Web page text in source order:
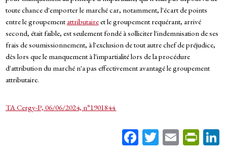
toute chance d'emporter le marché car, notamment, l'écart de points
entre le groupementattributaireet le groupement requérant, arrivé
second, était faible, est seulement fondé à solliciter l'indemnisation de ses
frais de soumissionnement, à l'exclusion de tout autre chef de préjudice,
dès lors que le manquement à l'impartialité lors de la procédure
d'attribution du marché n'a pas effectivement avantagé le groupement
attributaire.
TA Cergy-P, 06/06/2024, n°1901844
Fa T E Pr